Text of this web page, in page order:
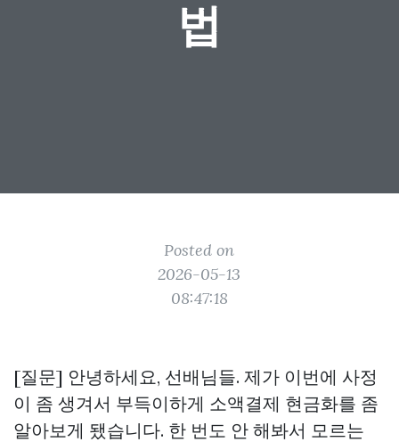
법
Posted on
2026-05-13
08:47:18
[질문] 안녕하세요, 선배님들. 제가 이번에 사정
이 좀 생겨서 부득이하게 소액결제 현금화를 좀
알아보게 됐습니다. 한 번도 안 해봐서 모르는